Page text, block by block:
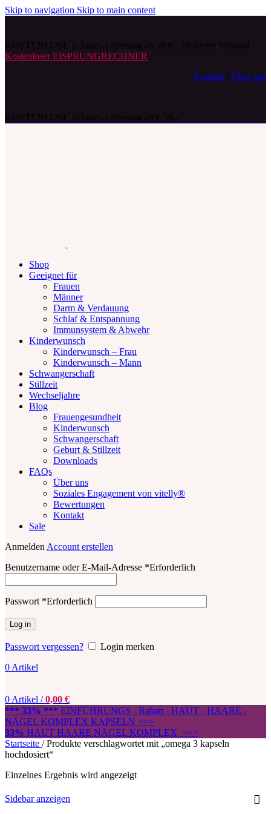
Skip to navigation Skip to main content
Kostenloser EISPRUNGRECHNER
Kontakt
Über uns
Shop
Geeignet für
Frauen
Männer
Darm & Verdauung
Schlaf & Entspannung
Immunsystem & Abwehr
Kinderwunsch
Kinderwunsch – Frau
Kinderwunsch – Mann
Schwangerschaft
Stillzeit
Wechseljahre
Blog
Frauengesundheit
Kinderwunsch
Schwangerschaft
Geburt & Stillzeit
Downloads
FAQs
Über uns
Soziales Engagement von vitelly®
Bewertungen
Kontakt
Sale
Anmelden Account erstellen
Benutzername oder E-Mail-Adresse *Erforderlich
Passwort *Erforderlich
Log in
Passwort vergessen?
Login merken
0 Artikel
0 Artikel / 0,00 €
*** 33% *** EINFÜHRUNGS - Rabatt - HAUT - HAARE -
NÄGEL KOMPLEX KAPSELN >>>
33% HAUT HAARE NÄGEL KOMPLEX >>>
Startseite / Produkte verschlagwortet mit „omega 3 kapseln
hochdosiert“
Einzelnes Ergebnis wird angezeigt
Sidebar anzeigen